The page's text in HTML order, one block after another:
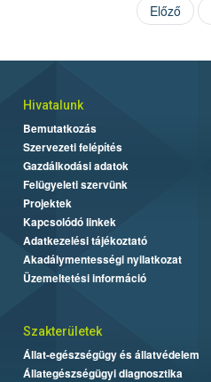
Előző
Hivatalunk
Bemutatkozás
Szervezeti felépítés
Gazdálkodási adatok
Felügyeleti szervünk
Projektek
Kapcsolódó linkek
Adatkezelési tájékoztató
Akadálymentességi nyilatkozat
Üzemeltetési információ
Szakterületek
Állat-egészségügy és állatvédelem
Állategészségügyi diagnosztika